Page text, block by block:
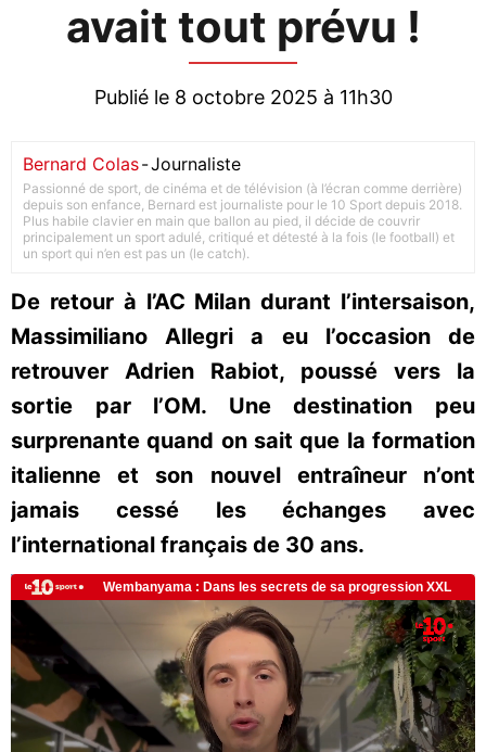
avait tout prévu !
Publié le 8 octobre 2025 à 11h30
Bernard Colas-Journaliste
Passionné de sport, de cinéma et de télévision (à l’écran comme derrière)
depuis son enfance, Bernard est journaliste pour le 10 Sport depuis 2018.
Plus habile clavier en main que ballon au pied, il décide de couvrir
principalement un sport adulé, critiqué et détesté à la fois (le football) et
un sport qui n’en est pas un (le catch).
De retour à l’AC Milan durant l’intersaison,
Massimiliano Allegri a eu l’occasion de
retrouver Adrien Rabiot, poussé vers la
sortie par l’OM. Une destination peu
surprenante quand on sait que la formation
italienne et son nouvel entraîneur n’ont
jamais cessé les échanges avec
l’international français de 30 ans.